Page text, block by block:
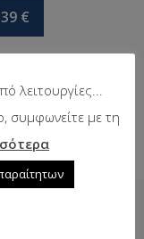
€
λειτουργίες...
συμφωνείτε με τη